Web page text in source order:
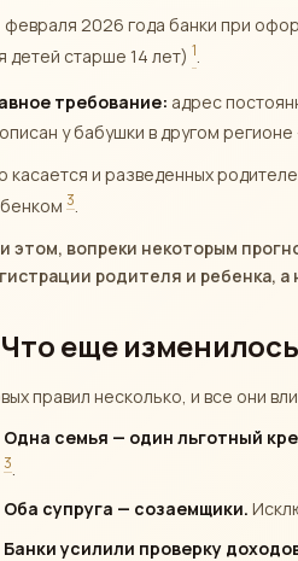
февраля 2026 года банки при
детей старше 14 лет) 1
требование: адрес
у бабушки в другом
касается и разведенных
3
этом, вопреки некоторым
родителя и ребенка,
Что еще
правил несколько, и все они
Одна семья — один льготный
3.
Оба супруга — созаемщики.
Банки усилили проверку